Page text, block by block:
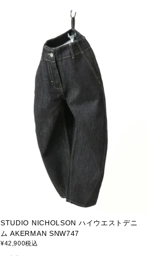
STUDIO NICHOLSON ハイウエストデニ
ム AKERMAN SNW747
¥42,900税込